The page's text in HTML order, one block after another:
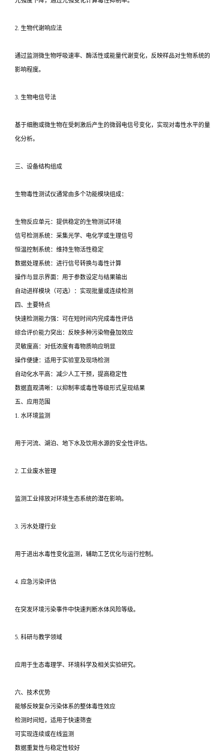
2. 生物代谢响应法
通过监测微生物呼吸速率、酶活性或能量代谢变化，反映样品对生物系统的
影响程度。
3. 生物电信号法
基于细胞或微生物在受刺激后产生的微弱电信号变化，实现对毒性水平的量
化分析。
三、设备结构组成
生物毒性测试仪通常由多个功能模块组成：
生物反应单元：提供稳定的生物测试环境
信号检测系统：采集光学、电化学或生理信号
恒温控制系统：维持生物活性稳定
数据处理系统：进行信号转换与毒性计算
操作与显示界面：用于参数设定与结果输出
自动进样模块（可选）：实现批量或连续检测
四、主要特点
快速检测能力强：可在短时间内完成毒性评估
综合评价能力突出：反映多种污染物叠加效应
灵敏度高：对低浓度有毒物质响应明显
操作便捷：适用于实验室及现场检测
自动化水平高：减少人工干预，提高稳定性
数据直观清晰：以抑制率或毒性等级形式呈现结果
五、应用范围
1. 水环境监测
用于河流、湖泊、地下水及饮用水源的安全性评估。
2. 工业废水管理
监测工业排放对环境生态系统的潜在影响。
3. 污水处理行业
用于进出水毒性变化监测，辅助工艺优化与运行控制。
4. 应急污染评估
在突发环境污染事件中快速判断水体风险等级。
5. 科研与教学领域
应用于生态毒理学、环境科学及相关实验研究。
六、技术优势
能够反映复杂污染体系的整体毒性效应
检测时间短，适用于快速筛查
可实现连续或在线监测
数据重复性与稳定性较好